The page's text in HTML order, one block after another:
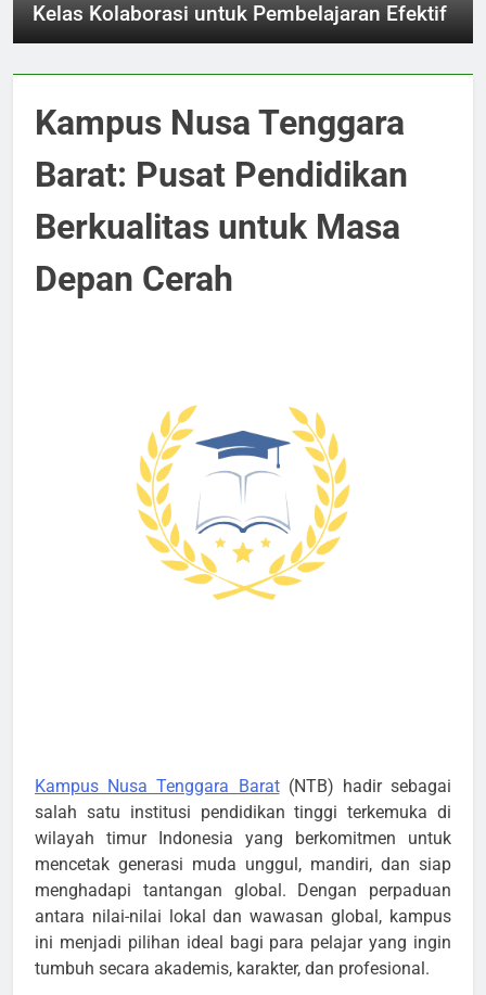
Kelas Kolaborasi untuk Pembelajaran Efektif
Kampus Nusa Tenggara
Barat: Pusat Pendidikan
Berkualitas untuk Masa
Depan Cerah
Kampus Nusa Tenggara Barat(NTB) hadir sebagai
salah satu institusi pendidikan tinggi terkemuka di
wilayah timur Indonesia yang berkomitmen untuk
mencetak generasi muda unggul, mandiri, dan siap
menghadapi tantangan global. Dengan perpaduan
antara nilai-nilai lokal dan wawasan global, kampus
ini menjadi pilihan ideal bagi para pelajar yang ingin
tumbuh secara akademis, karakter, dan profesional.